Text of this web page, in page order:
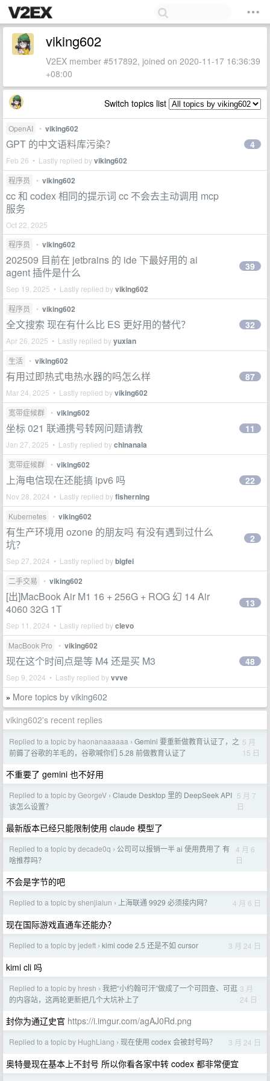
viking602
V2EX member #517892, joined on 2020-11-17 16:36:39
+08:00
Switch topics list
OpenAI • viking602
GPT 的中文语料库污染？
Feb 26 • Lastly replied byviking602
4
程序员 • viking602
cc 和 codex 相同的提示词 cc 不会去主动调用 mcp
服务
Oct 22, 2025
程序员
• viking602
202509 目前在 jetbrains 的 ide 下最好用的 ai
agent 插件是什么
Sep 19, 2025 • Lastly replied byviking602
39
程序员 • viking602
全文搜索 现在有什么比 ES 更好用的替代？
Apr 26, 2025 • Lastly replied byyuxian
32
生活 • viking602
有用过即热式电热水器的吗怎么样
Mar 24, 2025 • Lastly replied byviking602
87
宽带症候群 • viking602
坐标 021 联通携号转网问题请教
Jan 27, 2025 • Lastly replied bychinanala
11
宽带症候群 • viking602
上海电信现在还能搞 ipv6 吗
Nov 28, 2024 • Lastly replied byfisherning
22
Kubernetes • viking602
有生产环境用 ozone 的朋友吗 有没有遇到过什么
坑？
Sep 27, 2024 • Lastly replied bybigfei
2
二手交易 • viking602
[出]MacBook Air M1 16 + 256G + ROG 幻 14 Air
4060 32G 1T
Sep 11, 2024 • Lastly replied byclevo
13
MacBook Pro • viking602
现在这个时间点是等 M4 还是买 M3
Sep 9, 2024 • Lastly replied byvvve
48
» More topics by viking602
viking602's recent replies
Replied to a topic by haonanaaaaaa › Gemini 要重新做教育认证了，之
前薅了谷歌的羊毛的，谷歌喊你们 5.28 前做教育认证了
5 月
15 日
不重要了 gemini 也不好用
Replied to a topic by GeorgeV › Claude Desktop 里的 DeepSeek API
该怎么设置？
5 月 7
日
最新版本已经只能限制使用 claude 模型了
Replied to a topic by decade0q › 公司可以报销一半 ai 使用费用了 有
啥推荐吗？
4 月 6
日
不会是字节的吧
Replied to a topic by shenjialun › 上海联通 9929 必须接内网？ 4 月 6 日
现在国际游戏直通车还能办？
Replied to a topic by jedeft › kimi code 2.5 还是不如 cursor 3 月 24 日
kimi cli 吗
Replied to a topic by hresh › 我把“小约翰可汗”做成了一个可回查、可逛
的内容站，这两轮更新把几个大坑补上了
3 月
24 日
封你为通辽史官 https://i.imgur.com/agAJ0Rd.png
Replied to a topic by HughLiang › 现在使用 codex 会被封号吗？ 3 月 24 日
奥特曼现在基本上不封号 所以你看各家中转 codex 都非常便宜